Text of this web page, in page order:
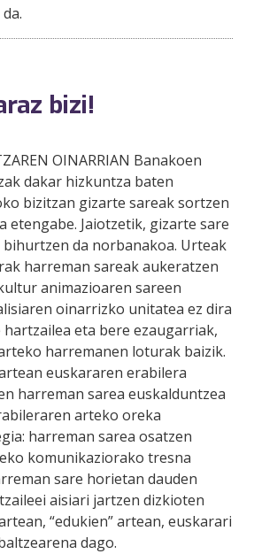
bizi!
OINARRIAN Banakoen
dakar hizkuntza baten
bizitzan gizarte sareak sortzen
etengabe. Jaiotzetik, gizarte sare
da norbanakoa. Urteak
harreman sareak aukeratzen
animazioaren sareen
oinarrizko unitatea ez dira
eta bere ezaugarriak,
harremanen loturak baizik.
euskararen erabilera
harreman sarea euskalduntzea
arteko oreka
harreman sarea osatzen
komunikaziorako tresna
sare horietan dauden
aisiari jartzen dizkioten
“edukien” artean, euskarari
dago.